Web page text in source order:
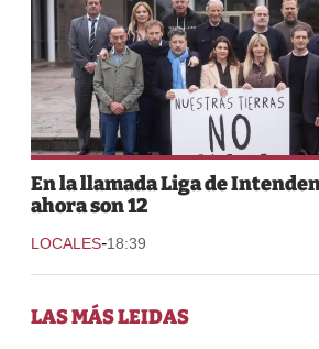
En la llamada Liga de
ahora son 12
LOCALES-18:39
LAS MÁS LEIDAS